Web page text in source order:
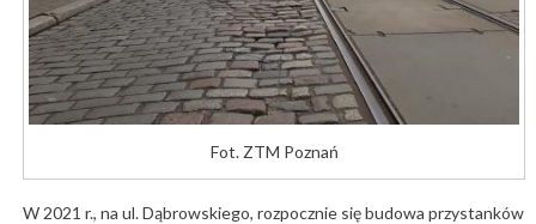
Fot. ZTM Poznań
W 2021 r., na ul. Dąbrowskiego, rozpocznie się budowa przystanków